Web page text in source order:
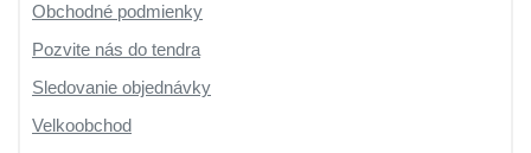
Obchodné podmienky
Pozvite nás do tendra
Sledovanie objednávky
Velkoobchod